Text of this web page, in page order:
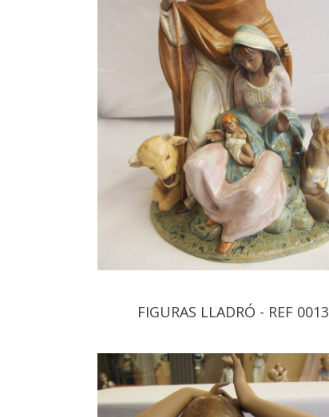
FIGURAS LLADRÓ - REF 0013